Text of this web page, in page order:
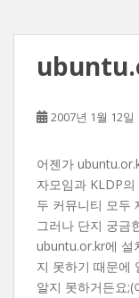
2007년 1월 12일
어젠가
자모임과 KLDP
두 커뮤니티 모두
그러나 단지 궁금
ubuntu.or.kr에 설
지 못하기 때문에
알지 못하거든요